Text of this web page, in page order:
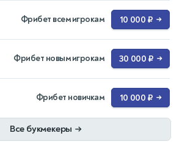
Фрибет всем игрокам 10 000 ₽ →
Фрибет новым игрокам 30 000 ₽ →
Фрибет новичкам 10 000 ₽ →
Все букмекеры →